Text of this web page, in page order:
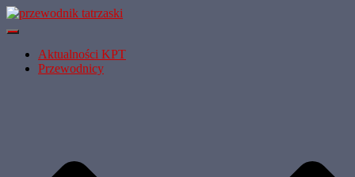
Przełącz
NawigacjęAktualności KPT
Przewodnicy